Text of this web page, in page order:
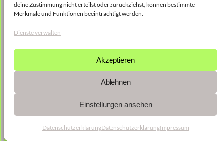
deine Zustimmung nicht erteilst oder zurückziehst, können bestimmte
Merkmale und Funktionen beeinträchtigt werden.
Dienste verwalten
Akzeptieren
Ablehnen
Einstellungen ansehen
DatenschutzerklärungDatenschutzerklärungImpressum